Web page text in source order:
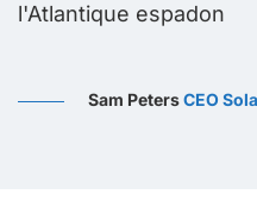
l'Atlantique espadon
Sam PetersCEO